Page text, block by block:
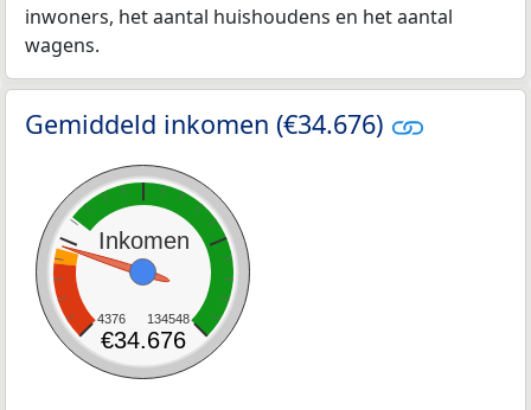
inwoners, het aantal huishoudens en het aantal
wagens.
Gemiddeld inkomen (€34.676)
Inkomen
4376 134548
€34.676